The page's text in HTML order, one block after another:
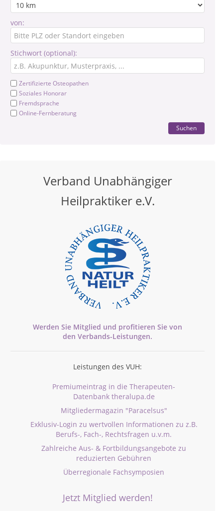
von:
Stichwort (optional):
Zertifizierte Osteopathen
Soziales Honorar
Fremdsprache
Online-Fernberatung
Suchen
Verband Unabhängiger
Heilpraktiker e.V.
Werden Sie Mitglied und profitieren Sie von
den Verbands-Leistungen.
Leistungen des VUH:
Premiumeintrag in die Therapeuten-
Datenbank theralupa.de
Mitgliedermagazin "Paracelsus"
Exklusiv-Login zu wertvollen Informationen zu z.B.
Berufs-, Fach-, Rechtsfragen u.v.m.
Zahlreiche Aus- & Fortbildungsangebote zu
reduzierten Gebühren
Überregionale Fachsymposien
Jetzt Mitglied werden!